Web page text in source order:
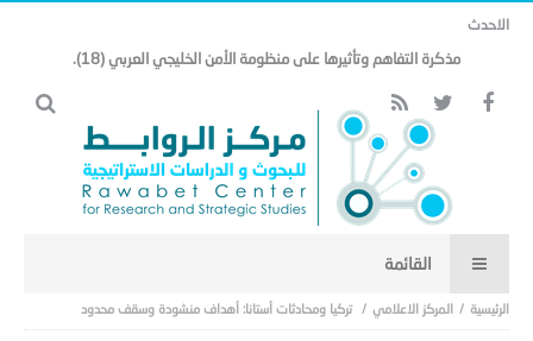
الاحدث
هل تنتقل هندسة الأمن الخليجي من إطار جغرافي خليجي إلى إطار شرق أوسطي
المركز الاعلامي تركيا ومحادثات أستانا: أهداف منشودة وسقف محدود